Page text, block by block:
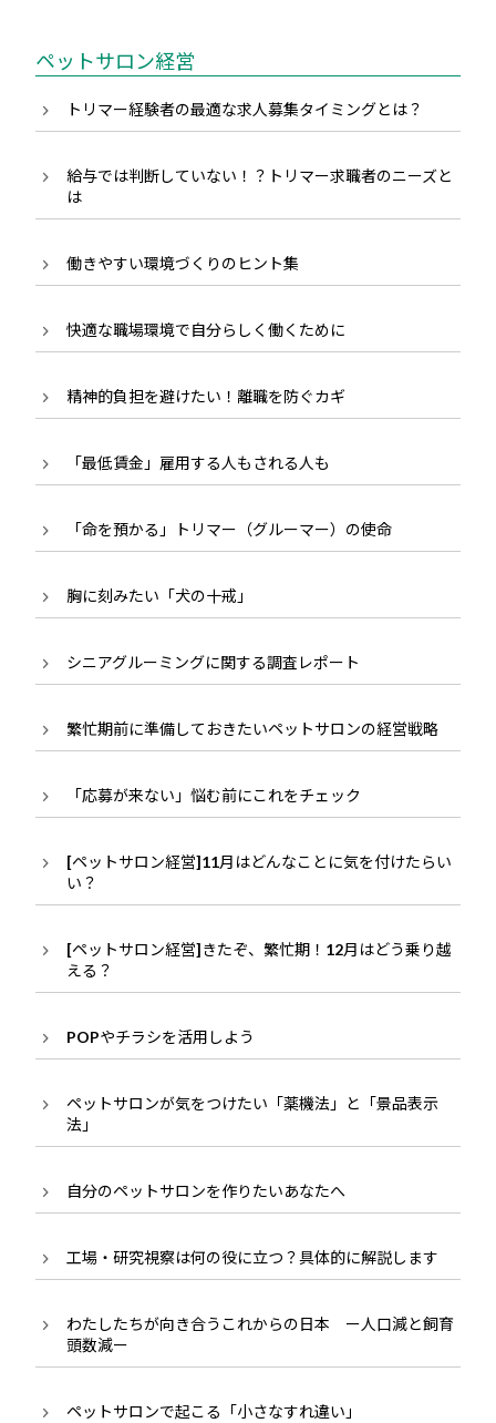
ペットサロン経営
トリマー経験者の最適な求人募集タイミングとは？
給与では判断していない！？トリマー求職者のニーズと
は
働きやすい環境づくりのヒント集
快適な職場環境で自分らしく働くために
精神的負担を避けたい！離職を防ぐカギ
「最低賃金」雇用する人もされる人も
「命を預かる」トリマー（グルーマー）の使命
胸に刻みたい「犬の十戒」
シニアグルーミングに関する調査レポート
繁忙期前に準備しておきたいペットサロンの経営戦略
「応募が来ない」悩む前にこれをチェック
[ペットサロン経営]11月はどんなことに気を付けたらい
い？
[ペットサロン経営]きたぞ、繁忙期！12月はどう乗り越
える？
POPやチラシを活用しよう
ペットサロンが気をつけたい「薬機法」と「景品表示
法」
自分のペットサロンを作りたいあなたへ
工場・研究視察は何の役に立つ？具体的に解説します
わたしたちが向き合うこれからの日本 ー人口減と飼育
頭数減ー
ペットサロンで起こる「小さなすれ違い」